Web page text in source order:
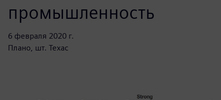
промышленность
6 февраля 2020 г.
Плано, шт. Техас